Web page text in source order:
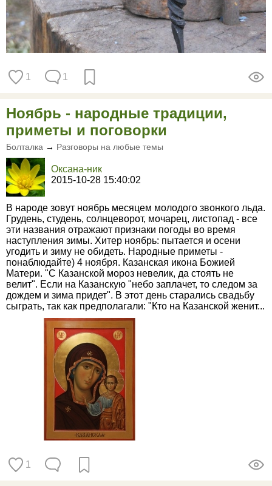
1 1
Ноябрь - народные традиции,
приметы и поговорки
Болталка → Разговоры на любые темы
Оксана-ник
2015-10-28 15:40:02
В народе зовут ноябрь месяцем молодого звонкого льда.
Грудень, студень, солнцеворот, мочарец, листопад - все
эти названия отражают признаки погоды во время
наступления зимы. Хитер ноябрь: пытается и осени
угодить и зиму не обидеть. Народные приметы -
понаблюдайте) 4 ноября. Казанская икона Божией
Матери. "С Казанской мороз невелик, да стоять не
велит". Если на Казанскую "небо заплачет, то следом за
дождем и зима придет". В этот день старались свадьбу
сыграть, так как предполагали: "Кто на Казанской женит...
1